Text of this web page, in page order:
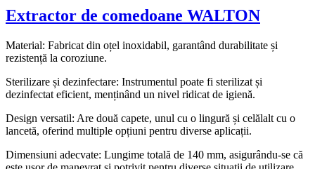
Extractor de comedoane WALTON
Material: Fabricat din oțel inoxidabil, garantând durabilitate și
rezistență la coroziune.
Sterilizare și dezinfectare: Instrumentul poate fi sterilizat și
dezinfectat eficient, menținând un nivel ridicat de igienă.
Design versatil: Are două capete, unul cu o lingură și celălalt cu o
lancetă, oferind multiple opțiuni pentru diverse aplicații.
Dimensiuni adecvate: Lungime totală de 140 mm, asigurându-se că